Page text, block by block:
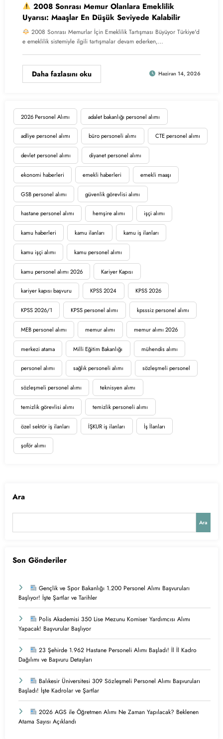
2026 Personel Alımı adalet bakanlığı personel alımı
adliye personel alımı büro personeli alımı CTE personel alımı
devlet personel alımı diyanet personel alımı
ekonomi haberleri emekli haberleri emekli maaşı
GSB personel alımı güvenlik görevlisi alımı
hastane personel alımı hemşire alımı işçi alımı
kamu haberleri kamu ilanları kamu iş ilanları
kamu işçi alımı kamu personel alımı
kamu personel alımı 2026 Kariyer Kapısı
kariyer kapısı başvuru KPSS 2024 KPSS 2026
KPSS 2026/1 KPSS personel alımı kpsssiz personel alımı
MEB personel alımı memur alımı memur alımı 2026
merkezi atama Milli Eğitim Bakanlığı mühendis alımı
personel alımı sağlık personeli alımı sözleşmeli personel
sözleşmeli personel alımı teknisyen alımı
temizlik görevlisi alımı temizlik personeli alımı
özel sektör iş ilanları İŞKUR iş ilanları İş İlanları
şoför alımı
2008 Sonrası Memur Olanlara Emeklilik
Uyarısı: Maaşlar En Düşük Seviyede Kalabilir
2008 Sonrası Memurlar İçin Emeklilik Tartışması Büyüyor Türkiye'd
e emeklilik sistemiyle ilgili tartışmalar devam ederken,…
Daha fazlasını oku Haziran 14, 2026
Ara
Ara
Son Gönderiler
Gençlik ve Spor Bakanlığı 1.200 Personel Alımı Başvuruları
Başlıyor! İşte Şartlar ve Tarihler
Polis Akademisi 350 Lise Mezunu Komiser Yardımcısı Alımı
Yapacak! Başvurular Başlıyor
23 Şehirde 1.962 Hastane Personeli Alımı Başladı! İl İl Kadro
Dağılımı ve Başvuru Detayları
Balıkesir Üniversitesi 309 Sözleşmeli Personel Alımı Başvuruları
Başladı! İşte Kadrolar ve Şartlar
2026 AGS ile Öğretmen Alımı Ne Zaman Yapılacak? Beklenen
Atama Sayısı Açıklandı